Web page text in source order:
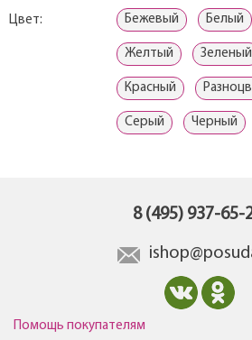
Цвет: Бежевый Белый
Желтый Зеленый
Красный
Серый Черный
8 (495) 937-65-
Помощь покупателям